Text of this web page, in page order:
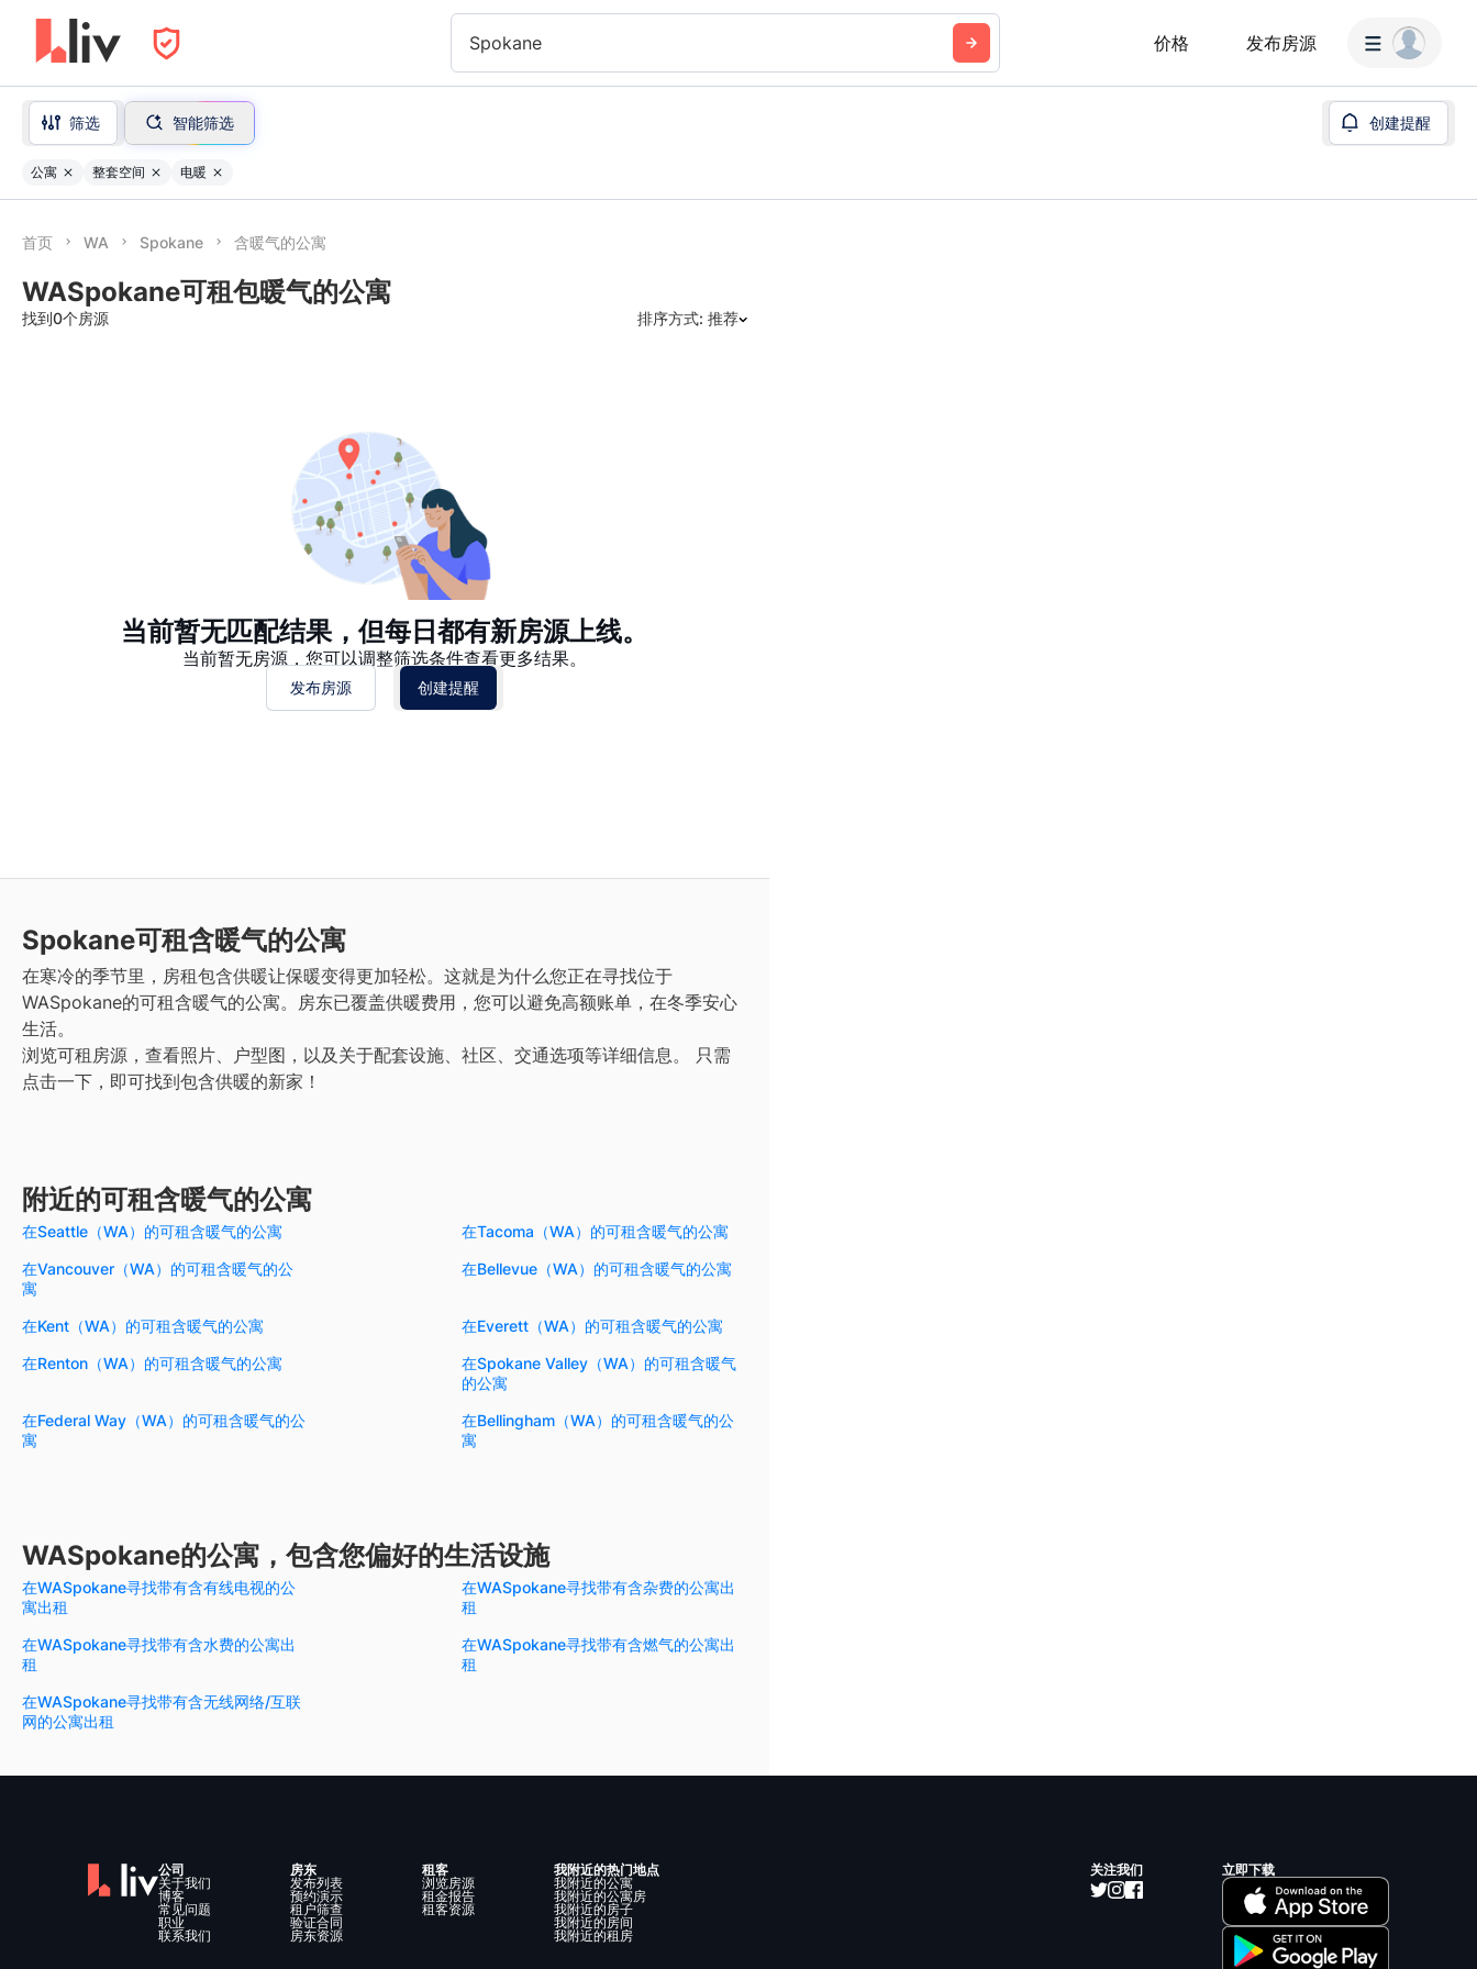
Spokane 价格 发布房源
筛选 智能筛选 创建提醒
公寓 整套空间 电暖
首页 WA Spokane 含暖气的公寓
WASpokane可租包暖气的公寓
找到0个房源 排序方式: 推荐
当前暂无匹配结果，但每日都有新房源上线。
当前暂无房源，您可以调整筛选条件查看更多结果。
发布房源 创建提醒
Spokane可租含暖气的公寓
在寒冷的季节里，房租包含供暖让保暖变得更加轻松。这就是为什么您正在寻找位于
WASpokane的可租含暖气的公寓。房东已覆盖供暖费用，您可以避免高额账单，在冬季安心
生活。
浏览可租房源，查看照片、户型图，以及关于配套设施、社区、交通选项等详细信息。
只需
点击一下，即可找到包含供暖的新家！
附近的可租含暖气的公寓
在Seattle（WA）的可租含暖气的公寓
在Tacoma（WA）的可租含暖气的公寓
在Vancouver（WA）的可租含暖气的公
寓
在Bellevue（WA）的可租含暖气的公寓
在Kent（WA）的可租含暖气的公寓
在Everett（WA）的可租含暖气的公寓
在Renton（WA）的可租含暖气的公寓
在Spokane Valley（WA）的可租含暖气
的公寓
在Federal Way（WA）的可租含暖气的公
寓
在Bellingham（WA）的可租含暖气的公
寓
WASpokane的公寓，包含您偏好的生活设施
在WASpokane寻找带有含有线电视的公
寓出租
在WASpokane寻找带有含杂费的公寓出
租
在WASpokane寻找带有含水费的公寓出
租
在WASpokane寻找带有含燃气的公寓出
租
在WASpokane寻找带有含无线网络/互联
网的公寓出租
公司
关于我们
博客
常见问题
职业
联系我们
房东
发布列表
预约演示
租户筛查
验证合同
房东资源
租客
浏览房源
租金报告
租客资源
我附近的热门地点
我附近的公寓
我附近的公寓房
我附近的房子
我附近的房间
我附近的租房
关注我们 立即下载